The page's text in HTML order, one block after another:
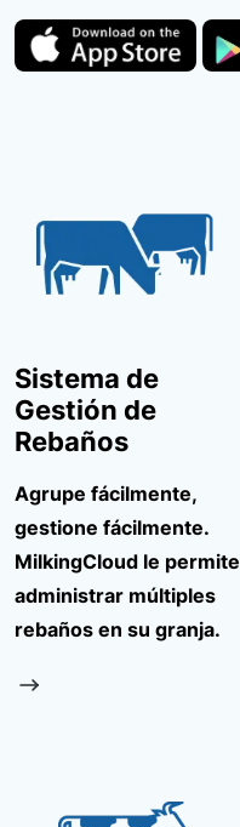
Sistema de
Gestión de
Rebaños
Agrupe fácilmente,
gestione fácilmente.
MilkingCloud le permite
administrar múltiples
rebaños en su granja.